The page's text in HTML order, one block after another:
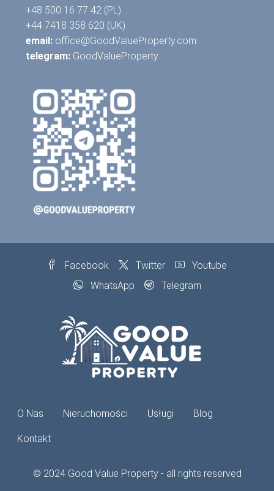
+48 500 16 77 42 (PL)
+44 7418 358 620 (UK)
email: office@GoodValueProperty.com
telegram: GoodValueProperty
Facebook Twitter
Youtube
WhatsApp
Telegram
O Nas Nieruchomości Usługi Blog
Kontakt
© 2024 Good Value Property - all rights reserved